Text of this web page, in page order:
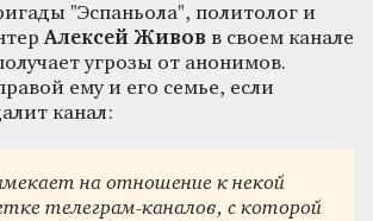
"Эспаньола", политолог и
Алексей Живов в своем канале
угрозы от анонимов.
ему и его семье, если
канал:
на отношение к некой
телеграм-каналов, с которой